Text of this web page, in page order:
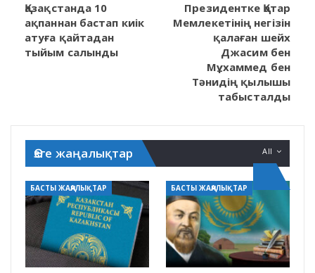
Қазақстанда 10
ақпаннан бастап киік
атуға қайтадан
тыйым салынды
Президентке Қатар
Мемлекетінің негізін
қалаған шейх
Джасим бен
Мұхаммед бен
Тәнидің қылышы
табысталды
All
Өзге жаңалықтар
БАСТЫ ЖАҢАЛЫҚТАР БАСТЫ ЖАҢАЛЫҚТАР